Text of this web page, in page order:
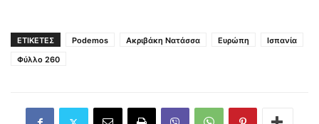
ΕΤΙΚΕΤΕΣ Podemos Ακριβάκη Νατάσσα Ευρώπη
Ισπανία
Φύλλο 260